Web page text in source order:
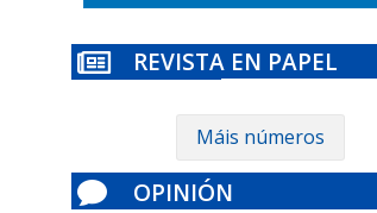
 REVISTA EN PAPEL
Máis números
 OPINIÓN